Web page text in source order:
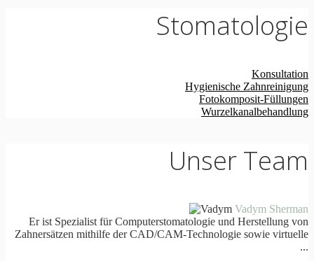
Stomatologie
Konsultation
Hygienische Zahnreinigung
Fotokomposit-Füllungen
Wurzelkanalbehandlung
Unser Team
Vadym Sherman
Er ist Spezialist für Computerstomatologie und Herstellung von
Zahnersätzen mithilfe der CAD/CAM-Technologie sowie virtuelle
...